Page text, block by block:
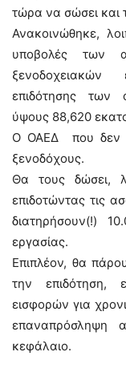
τώρα να σώσει και
Ανακοινώθηκε,
υποβολές των
ξενοδοχειακών
επιδότησης των
ύψους 88,620
Ο ΟΑΕΔ που δεν
ξενοδόχους.
Θα τους δώσει,
επιδοτώντας τις
διατηρήσουν(!)
εργασίας.
Επιπλέον, θα
την επιδότηση,
εισφορών για
επαναπρόσληψη
κεφάλαιο.